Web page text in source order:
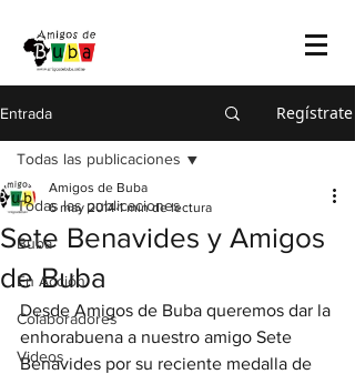
Entrada Regístrate
Todas las publicaciones
Buba
En Acción
Colaboradores
Videos
Todas las publicaciones
Sete Benavides y Amigos
de Buba
Amigos de Buba
6 may 2014 1 min de lectura
Desde Amigos de Buba queremos dar la
enhorabuena a nuestro amigo Sete
Benavides por su reciente medalla de